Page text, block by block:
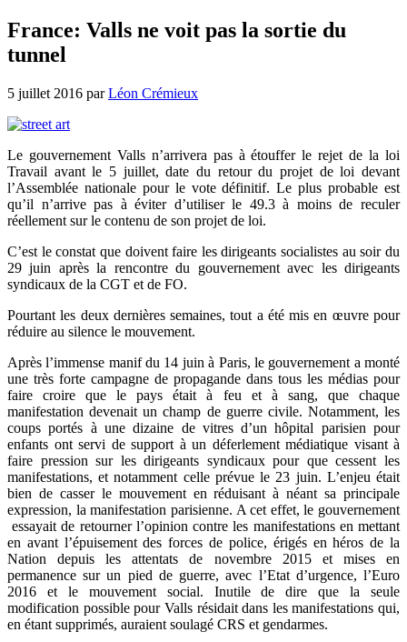
France: Valls ne voit pas la sortie du
tunnel
5 juillet 2016 parLéon Crémieux
Le gouvernement Valls n’arrivera pas à étouffer le rejet de la loi
Travail avant le 5 juillet, date du retour du projet de loi devant
l’Assemblée nationale pour le vote définitif. Le plus probable est
qu’il n’arrive pas à éviter d’utiliser le 49.3 à moins de reculer
réellement sur le contenu de son projet de loi.
C’est le constat que doivent faire les dirigeants socialistes au soir du
29 juin après la rencontre du gouvernement avec les dirigeants
syndicaux de la CGT et de FO.
Pourtant les deux dernières semaines, tout a été mis en œuvre pour
réduire au silence le mouvement.
Après l’immense manif du 14 juin à Paris, le gouvernement a monté
une très forte campagne de propagande dans tous les médias pour
faire croire que le pays était à feu et à sang, que chaque
manifestation devenait un champ de guerre civile. Notamment, les
coups portés à une dizaine de vitres d’un hôpital parisien pour
enfants ont servi de support à un déferlement médiatique visant à
faire pression sur les dirigeants syndicaux pour que cessent les
manifestations, et notamment celle prévue le 23 juin. L’enjeu était
bien de casser le mouvement en réduisant à néant sa principale
expression, la manifestation parisienne. A cet effet, le gouvernement
essayait de retourner l’opinion contre les manifestations en mettant
en avant l’épuisement des forces de police, érigés en héros de la
Nation depuis les attentats de novembre 2015 et mises en
permanence sur un pied de guerre, avec l’Etat d’urgence, l’Euro
2016 et le mouvement social. Inutile de dire que la seule
modification possible pour Valls résidait dans les manifestations qui,
en étant supprimés, auraient soulagé CRS et gendarmes.